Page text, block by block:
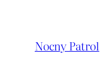
Nocny Patrol